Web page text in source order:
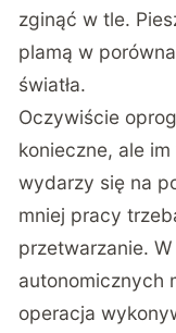
zginąć w tle.
plamą w
światła.
Oczywiście
konieczne, ale
wydarzy się na
mniej pracy
przetwarzanie.
autonomicznych
operacja